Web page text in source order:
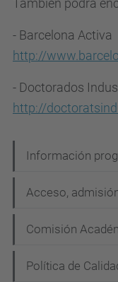
También podrá
- Barcelona Activa
http://
- Doctorados
http://
a
v
g
Información
Acceso,
Comisión
Política de